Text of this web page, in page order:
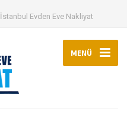
İstanbul Evden Eve Nakliyat
MENÜ